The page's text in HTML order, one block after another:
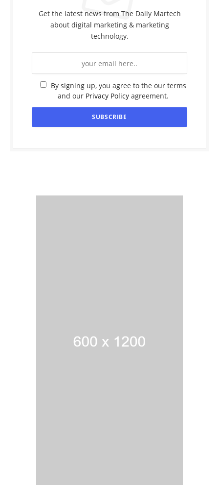
Get the latest news from The Daily Martech
about digital marketing & marketing
technology.
By signing up, you agree to the our terms
and our Privacy Policyagreement.